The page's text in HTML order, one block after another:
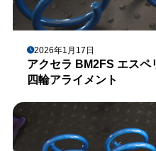
2026年1月17日
アクセラ BM2FS エスペ
四輪アライメント